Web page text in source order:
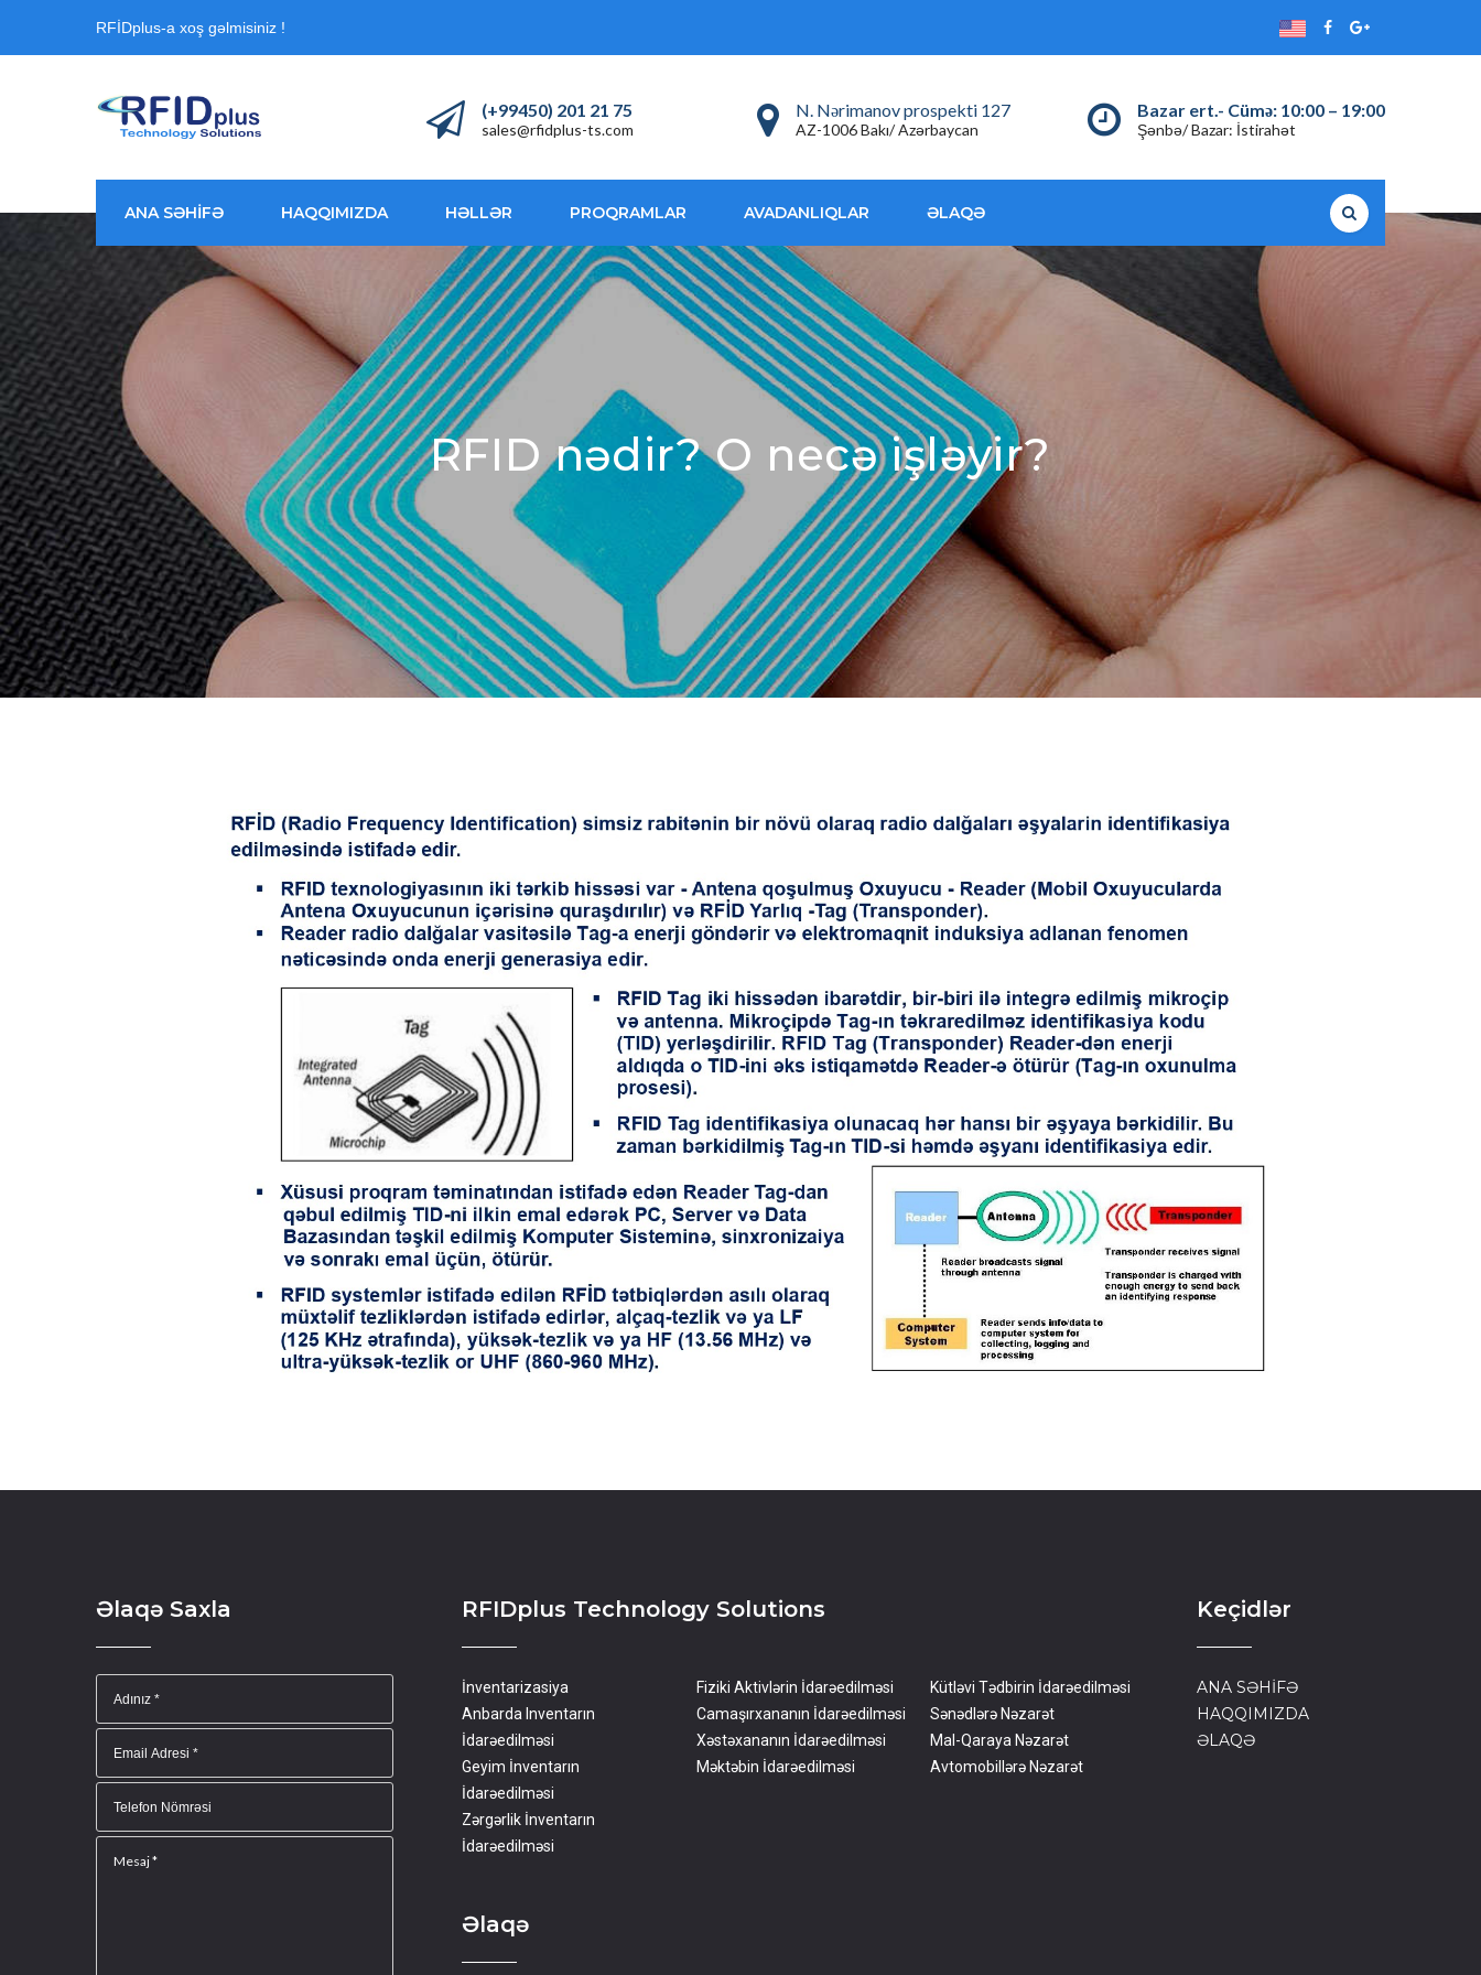
RFİDplus-a xoş gəlmisiniz !
(+99450) 201 21 75
sales@rfidplus-ts.com
N. Nərimanov prospekti 127
AZ-1006 Bakı/ Azərbaycan
Bazar ert.- Cümə: 10:00 – 19:00
Şənbə/ Bazar: İstirahət
ANA SƏHİFƏ HAQQIMIZDA HƏLLƏR PROQRAMLAR AVADANLIQLAR ƏLAQƏ
RFID nədir? O necə işləyir?
Əlaqə Saxla RFIDplus Technology Solutions
İnventarizasiya
Anbarda Inventarın
İdarəedilməsi
Geyim İnventarın
İdarəedilməsi
Zərgərlik İnventarın
İdarəedilməsi
Fiziki Aktivlərin İdarəedilməsi
Camaşırxananın İdarəedilməsi
Xəstəxananın İdarəedilməsi
Məktəbin İdarəedilməsi
Kütləvi Tədbirin İdarəedilməsi
Sənədlərə Nəzarət
Mal-Qaraya Nəzarət
Avtomobillərə Nəzarət
Əlaqə
Keçidlər
ANA SƏHİFƏ
HAQQIMIZDA
ƏLAQƏ